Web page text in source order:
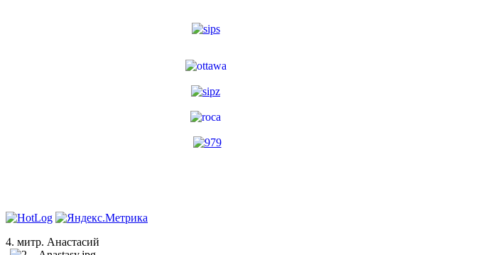
4. митр. Анастасий